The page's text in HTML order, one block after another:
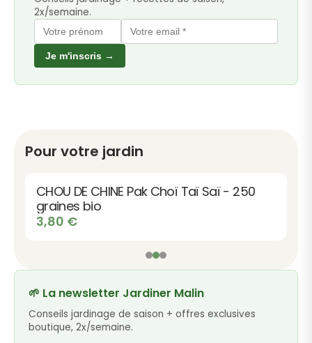
2x/semaine.
Je m'inscris →
Pour votre jardin
CHOU DE CHINE Pak Choï Taï Saï - 250
graines bio
3,80 €
🌱 La newsletter Jardiner Malin
Conseils jardinage de saison + offres exclusives
boutique, 2x/semaine.